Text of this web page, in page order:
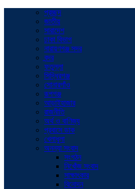
প্রচ্ছদ
জাতীয়
সারাদেশ
ঢাকা বিভাগ
নারায়ণগঞ্জ সদর
বন্দর
ফতুল্লা
সিদ্ধিরগঞ্জ
সোনারগাঁও
রূপগঞ্জ
আড়াইহাজার
রাজনীতি
অর্থ ও বাণিজ্য
প্রবাসে ডাক
খেলাধুলা
অনন্যা সংবাদ
সংগঠন
নিখোঁজ সংবাদ
সাক্ষাৎকার
বিনোদন